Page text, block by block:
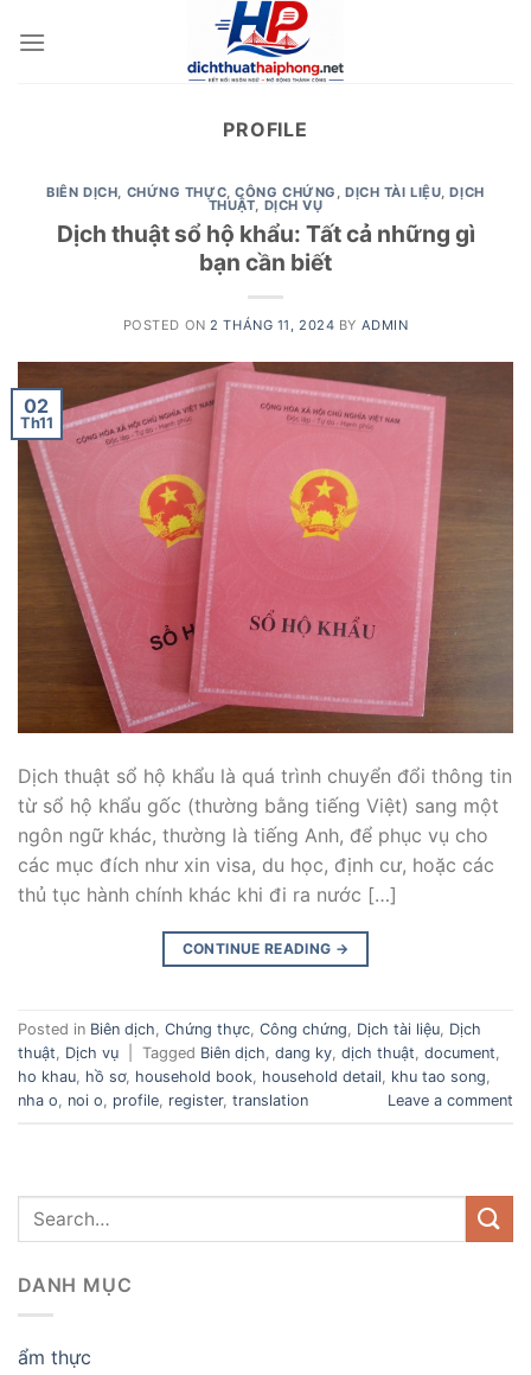
PROFILE
BIÊN DỊCH, CHỨNG THỰC,CÔNG CHỨNG , DỊCH TÀI LIỆU,DỊCH
THUẬT, DỊCH VỤ
Dịch thuật sổ hộ khẩu: Tất cả những gì
bạn cần biết
POSTED ON 2 THÁNG 11, 2024 BY ADMIN
02
Th11
Dịch thuật sổ hộ khẩu là quá trình chuyển đổi thông tin
từ sổ hộ khẩu gốc (thường bằng tiếng Việt) sang một
ngôn ngữ khác, thường là tiếng Anh, để phục vụ cho
các mục đích như xin visa, du học, định cư, hoặc các
thủ tục hành chính khác khi đi ra nước […]
CONTINUE READING →
Posted in Biên dịch, Chứng thực, Công chứng, Dịch tài liệu, Dịch
thuật, Dịch vụ Tagged Biên dịch, dang ky, dịch thuật, document,
ho khau, hồ sơ, household book, household detail, khu tao song,
nha o, noi o, profile, register, translation Leave a comment
DANH MỤC
ẩm thực